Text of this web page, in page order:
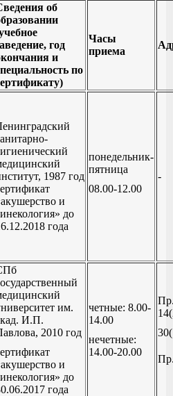
об
год
и
по
Часы
приема
1987 год
и
до
года
понедельник-
пятница
08.00-12.00
-
им.
И.П.
2010 год
и
до
года
четные: 8.00-
14.00
нечетные:
14.00-20.00